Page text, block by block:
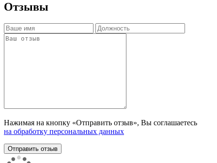
Отзывы
Нажимая на кнопку «Отправить отзыв», Вы соглашаетесь
на обработку персональных данных